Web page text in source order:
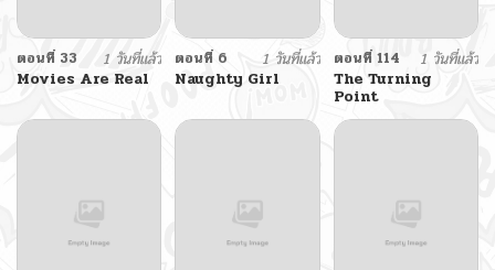
ตอนที่ 33
1 วันที่แล้ว
Movies Are Real
ตอนที่ 6
1 วันที่แล้ว
Naughty Girl
ตอนที่ 114
1 วันที่แล้ว
The Turning
Point